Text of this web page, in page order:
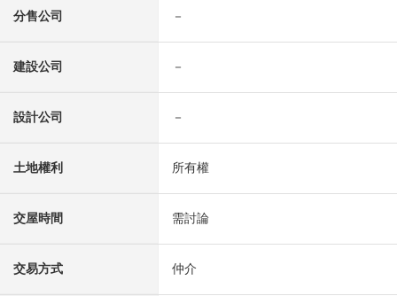
分售公司 －
建設公司 －
設計公司 －
土地權利 所有權
交屋時間 需討論
交易方式 仲介